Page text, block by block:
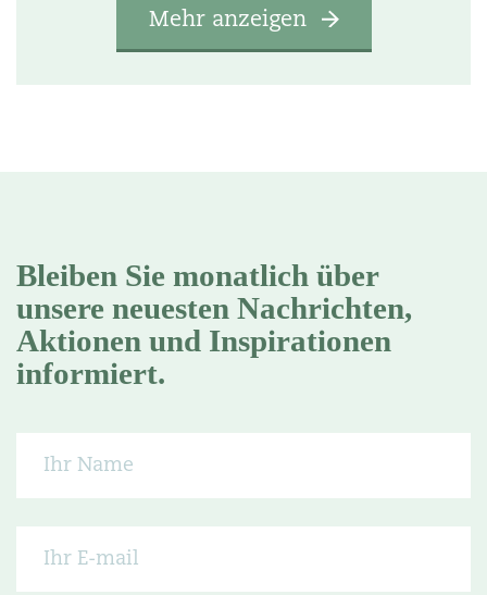
Mehr anzeigen
Bleiben Sie monatlich über
unsere neuesten Nachrichten,
Aktionen und Inspirationen
informiert.